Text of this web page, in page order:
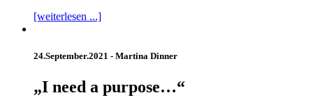
[weiterlesen ...]
24.September.2021 - Martina Dinner
„I need a purpose…“